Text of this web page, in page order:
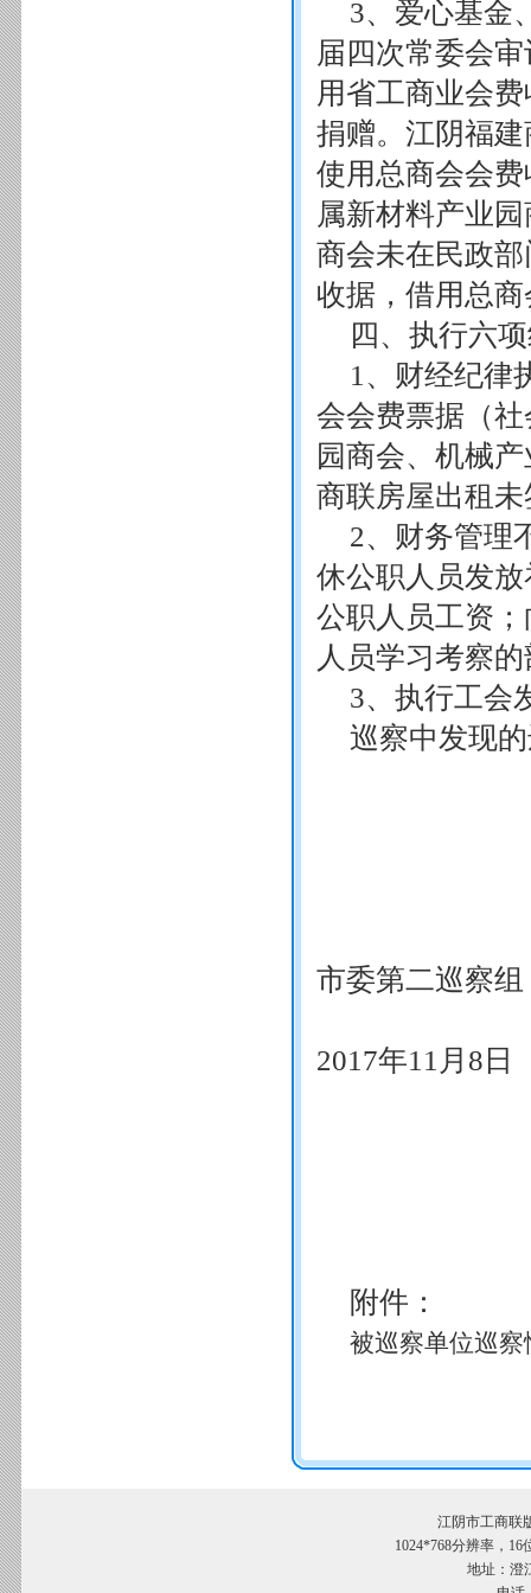
3、爱心基金
届四次常委会
用省工商业会
捐赠。江阴福
使用总商会会
属新材料产业
商会未在民政
收据，借用总
四、执行六
1、财经纪律
会会费票据（
园商会、机械
商联房屋出租
2、财务管理
休公职人员发
公职人员工资
人员学习考察
3、执行工会
巡察中发现
市委第二巡察组
2017年11月8日
附件：
被巡察单位巡察
江阴市工商联
1024*768分辨率，
地址：澄